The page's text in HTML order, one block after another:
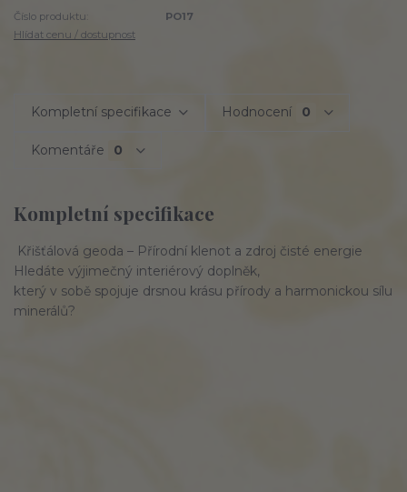
Číslo produktu:
PO17
Hlídat cenu / dostupnost
Kompletní specifikace Hodnocení 0
Komentáře 0
Kompletní specifikace
Křišťálová geoda – Přírodní klenot a zdroj čisté energie
Hledáte výjimečný interiérový doplněk,
který v sobě spojuje drsnou krásu přírody a harmonickou sílu
minerálů?